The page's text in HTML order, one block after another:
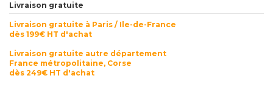
Livraison gratuite
Livraison gratuite à Paris / Ile-de-France
dès 199€ HT d'achat
Livraison gratuite autre département
France métropolitaine, Corse
dès 249€ HT d'achat